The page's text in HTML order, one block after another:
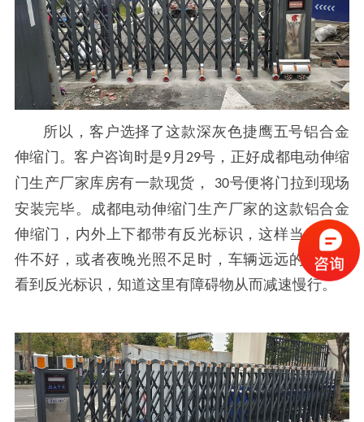
所以，客户选择了这款深灰色捷鹰五号铝合金
伸缩门。客户咨询时是9 月 29号，正好成都电动伸缩
门生产厂家库房有一款现货，
30号便将门拉到现场
安装完毕。成都电动伸缩门生产厂家的这款铝合金
伸缩门，内外上下都带有反光标识，这样当光线条
件不好，或者夜晚光照不足时，车辆远远的，便能
看到反光标识，知道这里有障碍物从而减速慢行。